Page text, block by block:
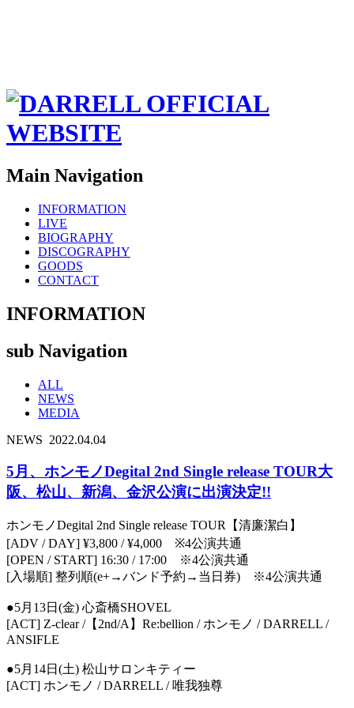
Main Navigation
INFORMATION
LIVE
BIOGRAPHY
DISCOGRAPHY
GOODS
CONTACT
INFORMATION
sub Navigation
ALL
NEWS
MEDIA
NEWS 2022.04.04
5月、ホンモノDegital 2nd Single release TOUR大
阪、松山、新潟、金沢公演に出演決定!!
ホンモノDegital 2nd Single release TOUR【清廉潔白】
[ADV / DAY] ¥3,800 / ¥4,000 ※4公演共通
[OPEN / START] 16:30 / 17:00 ※4公演共通
[入場順] 整列順(e+→バンド予約→当日券) ※4公演共通
●5月13日(金) 心斎橋SHOVEL
[ACT] Z-clear /【2nd/A】Re:bellion / ホンモノ / DARRELL /
ANSIFLE
●5月14日(土) 松山サロンキティー
[ACT] ホンモノ / DARRELL / 唯我独尊